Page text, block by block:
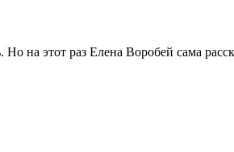
на этот раз Елена Воробей сама